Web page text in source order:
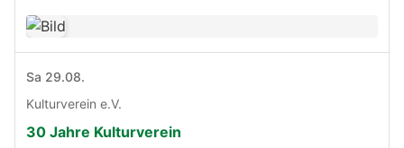
Sa 29.08.
Kulturverein e.V.
30 Jahre Kulturverein